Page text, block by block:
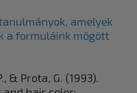
amelyek
a formuláink mögött
& Prota, G. (1993).